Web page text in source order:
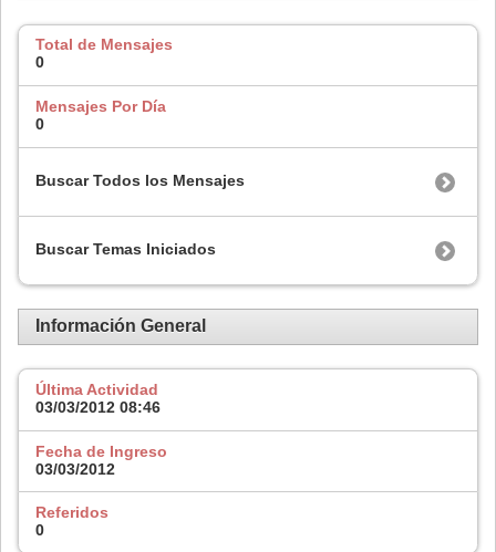
Total de Mensajes
0
Mensajes Por Día
0
Buscar Todos los Mensajes
Buscar Temas Iniciados
Información General
Última Actividad
03/03/2012 08:46
Fecha de Ingreso
03/03/2012
Referidos
0